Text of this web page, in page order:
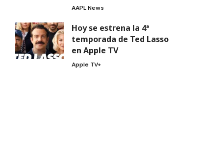
AAPL News
Hoy se estrena la 4ª
temporada de Ted Lasso
en Apple TV
Apple TV+